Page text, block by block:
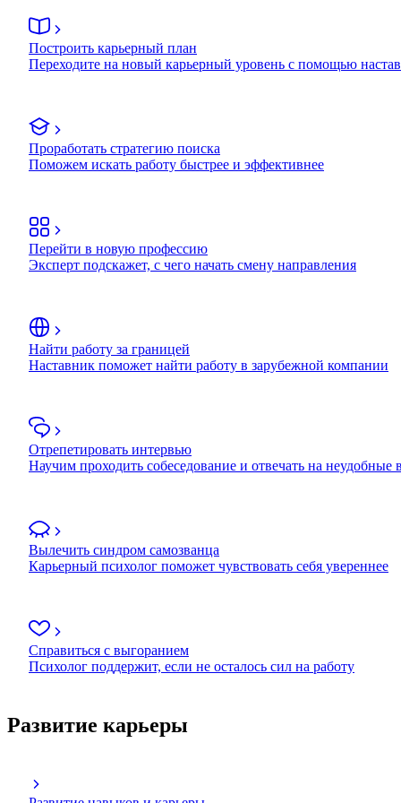
Построить карьерный план
Переходите на новый карьерный уровень с помощью
Проработать стратегию поиска
Поможем искать работу быстрее и эффективнее
Перейти в новую профессию
Эксперт подскажет, с чего начать смену направления
Найти работу за границей
Наставник поможет найти работу в зарубежной компании
Отрепетировать интервью
Научим проходить собеседование и отвечать на неудобные
Вылечить синдром самозванца
Карьерный психолог поможет чувствовать себя увереннее
Справиться с выгоранием
Психолог поддержит, если не осталось сил на работу
Развитие карьеры